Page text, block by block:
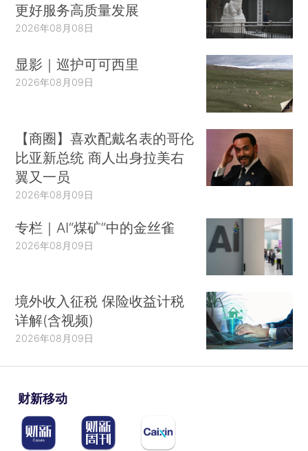
更好服务高质量发展
2026年08月08日
显影｜巡护可可西里
2026年08月09日
【商圈】喜欢配戴名表的哥伦
比亚新总统 商人出身拉美右
翼又一员
2026年08月09日
专栏｜AI“煤矿”中的金丝雀
2026年08月09日
境外收入征税 保险收益计税
详解(含视频)
2026年08月09日
财新移动